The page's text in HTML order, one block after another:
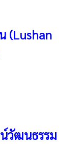
(Lushan
วัฒนธรรม